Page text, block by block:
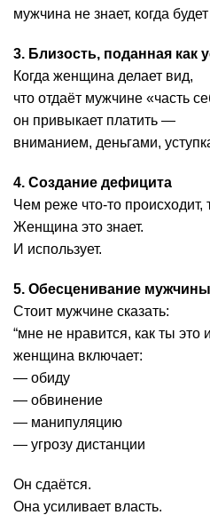
мужчина не знает, когда
3. Близость, поданная как
Когда женщина делает вид,
что отдаёт мужчине «часть
он привыкает платить —
вниманием, деньгами,
4. Создание дефицита
Чем реже что-то
Женщина это знает.
И использует.
5. Обесценивание
Стоит мужчине сказать:
“мне не нравится, как ты это
женщина включает:
— обиду
— обвинение
— манипуляцию
— угрозу дистанции
Он сдаётся.
Она усиливает власть.